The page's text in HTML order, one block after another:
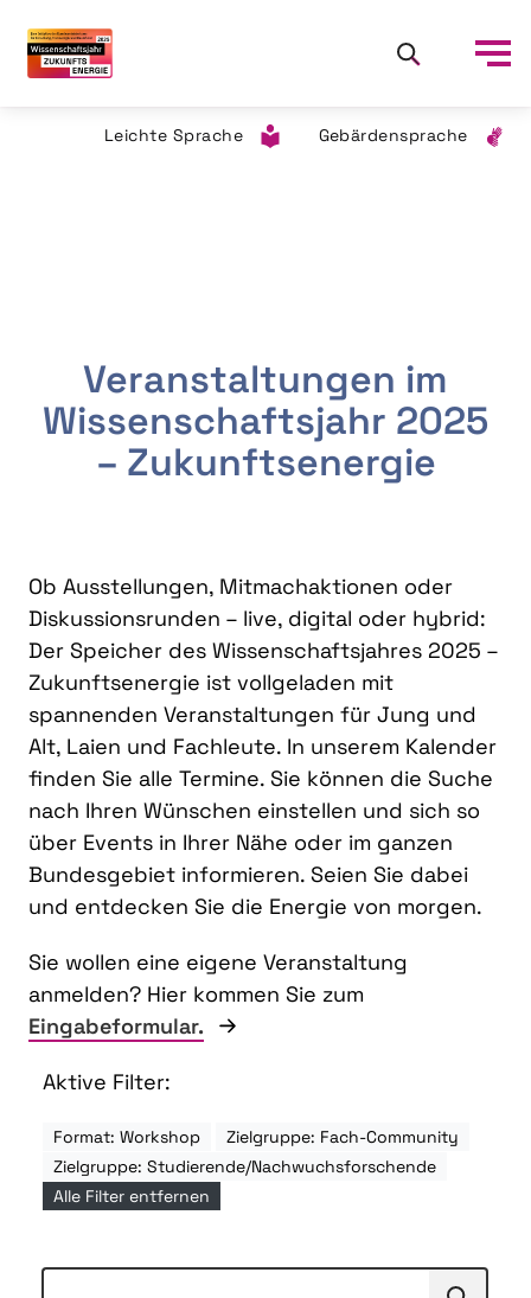
Leichte Sprache Gebärdensprache
Veranstaltungen im
Wissenschaftsjahr 2025
– Zukunftsenergie
Ob Ausstellungen, Mitmachaktionen oder
Diskussionsrunden – live, digital oder hybrid:
Der Speicher des Wissenschaftsjahres 2025 –
Zukunftsenergie ist vollgeladen mit
spannenden Veranstaltungen für Jung und
Alt, Laien und Fachleute. In unserem Kalender
finden Sie alle Termine. Sie können die Suche
nach Ihren Wünschen einstellen und sich so
über Events in Ihrer Nähe oder im ganzen
Bundesgebiet informieren. Seien Sie dabei
und entdecken Sie die Energie von morgen.
Sie wollen eine eigene Veranstaltung
anmelden? Hier kommen Sie zum
Eingabeformular.
Aktive Filter:
Format: Workshop
Zielgruppe: Fach-Community
Zielgruppe: Studierende/Nachwuchsforschende
Alle Filter entfernen